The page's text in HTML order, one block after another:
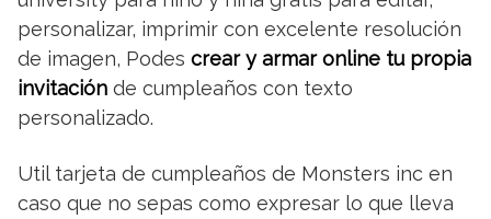
personalizar, imprimir con excelente resolución
de imagen, Podes crear y armar online tu propia
invitación de cumpleaños con texto
personalizado.
Util tarjeta de cumpleaños de Monsters inc en
caso que no sepas como expresar lo que lleva